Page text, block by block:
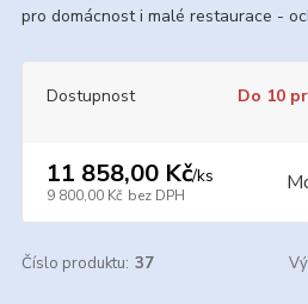
pro domácnost i malé restaurace -
Dostupnost Do 10
11 858,00 Kč/ks
9 800,00 Kč bez DPH
Číslo produktu: 37